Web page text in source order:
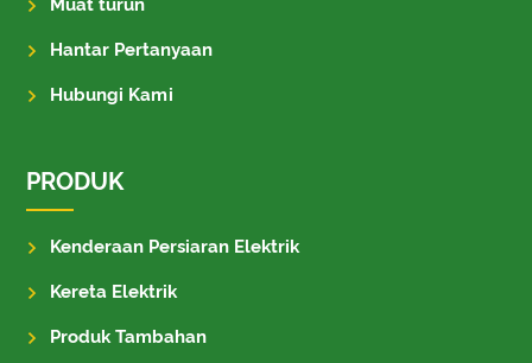
Muat turun
Hantar Pertanyaan
Hubungi Kami
PRODUK
Kenderaan Persiaran Elektrik
Kereta Elektrik
Produk Tambahan